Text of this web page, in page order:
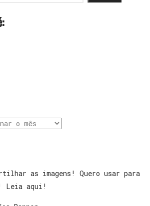
as imagens! Quero usar para
Leia aqui!